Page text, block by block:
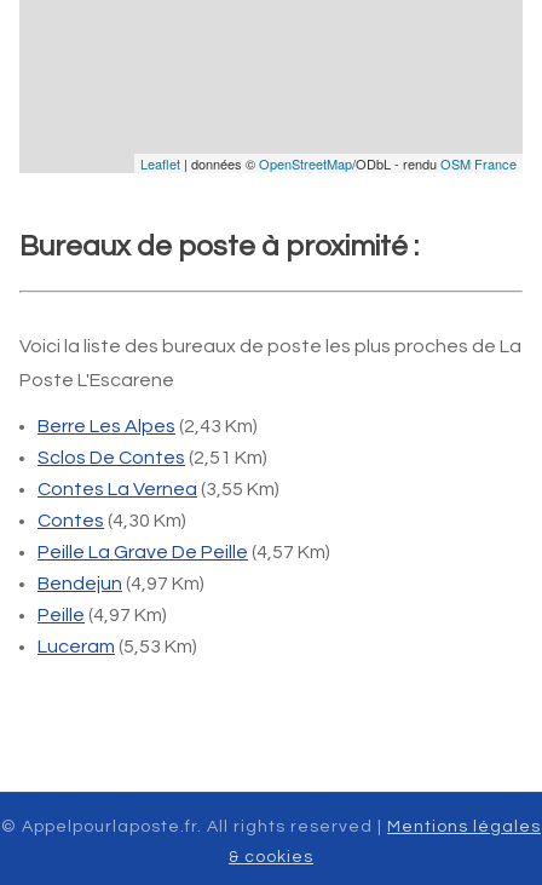
Leaflet | données ©OpenStreetMap/ODbL - renduOSM France
Bureaux de poste à proximité :
Voici la liste des bureaux de poste les plus proches de La
Poste L'Escarene
Berre Les Alpes (2,43 Km)
Sclos De Contes (2,51 Km)
Contes La Vernea (3,55 Km)
Contes (4,30 Km)
Peille La Grave De Peille (4,57 Km)
Bendejun (4,97 Km)
Peille (4,97 Km)
Luceram (5,53 Km)
© Appelpourlaposte.fr. All rights reserved |
Mentions légales
& cookies